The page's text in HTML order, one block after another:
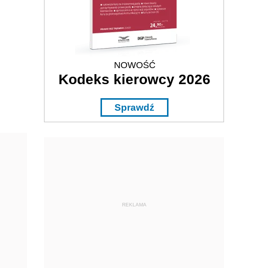
NOWOŚĆ
Kodeks kierowcy 2026
Sprawdź
REKLAMA